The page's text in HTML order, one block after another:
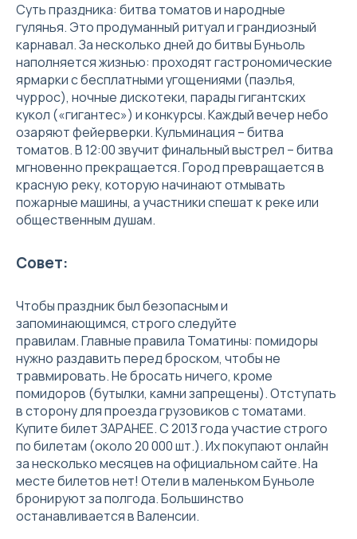
Суть праздника: битва томатов и народные
гулянья. Это продуманный ритуал и грандиозный
карнавал. За несколько дней до битвы Буньоль
наполняется жизнью: проходят гастрономические
ярмарки с бесплатными угощениями (паэлья,
чуррос), ночные дискотеки, парады гигантских
кукол («гигантес») и конкурсы. Каждый вечер небо
озаряют фейерверки. Кульминация – битва
томатов. В 12:00 звучит финальный выстрел – битва
мгновенно прекращается. Город превращается в
красную реку, которую начинают отмывать
пожарные машины, а участники спешат к реке или
общественным душам.
Совет:
Чтобы праздник был безопасным и
запоминающимся, строго следуйте
правилам. Главные правила Томатины: помидоры
нужно раздавить перед броском, чтобы не
травмировать. Не бросать ничего, кроме
помидоров (бутылки, камни запрещены). Отступать
в сторону для проезда грузовиков с томатами.
Купите билет ЗАРАНЕЕ. С 2013 года участие строго
по билетам (около 20 000 шт.). Их покупают онлайн
за несколько месяцев на официальном сайте. На
месте билетов нет! Отели в маленьком Буньоле
бронируют за полгода. Большинство
останавливается в Валенсии.